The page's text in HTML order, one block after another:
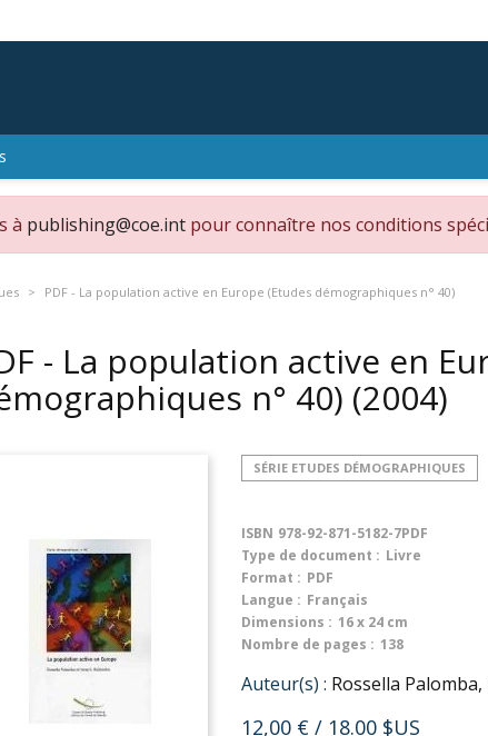
à publishing@coe.int pour connaître nos conditions
PDF - La population active en Europe (Etudes démographiques n° 40)
- La population active en
n° 40) (2004)
SÉRIE ETUDES DÉMOGRAPHIQUES
ISBN 978-92-871-5182-7PDF
Type de document : Livre
Format : PDF
Langue : Français
Dimensions : 16 x 24 cm
Nombre de pages : 138
Auteur(s) : Rossella
12,00 € / 18.00 $US